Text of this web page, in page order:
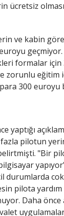
ücretsiz
ve kabin
formalar
zorunlu eğitim
300 euroyu
yaptığı
pilotun
"Bir
durumlarda
pilota yardım
Daha önce